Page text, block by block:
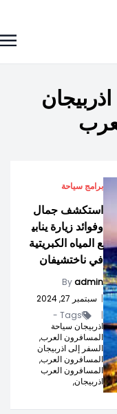
برامج سياحة
استكشف جمال
وفوائد زيارة ينابي
ع المياه الكبريتية
في ناختشيفان
Byadmin
| سبتمبر 27, 2024
|
Tags -
اذربيجان سياحة
المسافرون العرب,
السفر إلى اذربيجان
المسافرون العرب,
المسافرون العرب
اذربيجان,